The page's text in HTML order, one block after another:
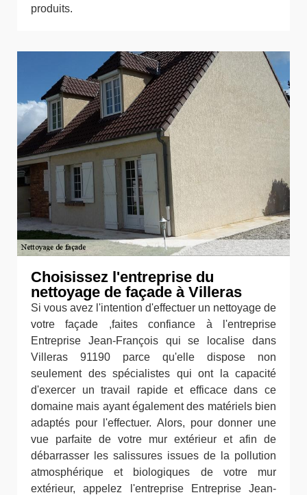
produits.
Choisissez l'entreprise du
nettoyage de façade à Villeras
Si vous avez l'intention d'effectuer un nettoyage de
votre façade ,faites confiance à l'entreprise
Entreprise Jean-François qui se localise dans
Villeras 91190 parce qu'elle dispose non
seulement des spécialistes qui ont la capacité
d'exercer un travail rapide et efficace dans ce
domaine mais ayant également des matériels bien
adaptés pour l'effectuer. Alors, pour donner une
vue parfaite de votre mur extérieur et afin de
débarrasser les salissures issues de la pollution
atmosphérique et biologiques de votre mur
extérieur, appelez l'entreprise Entreprise Jean-